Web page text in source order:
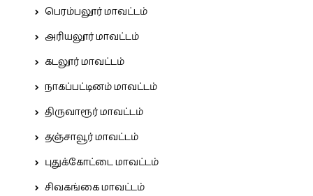
பெரம்பலூர் மாவட்டம்
அரியலூர் மாவட்டம்
கடலூர் மாவட்டம்
நாகப்பட்டினம் மாவட்டம்
திருவாரூர் மாவட்டம்
தஞ்சாவூர் மாவட்டம்
புதுக்கோட்டை மாவட்டம்
சிவகங்கை மாவட்டம்